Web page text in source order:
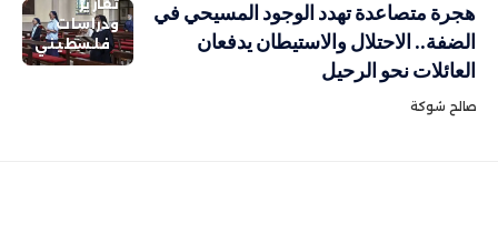
تقارير
ودراسات
فلسطيني
هجرة متصاعدة تهدد الوجود المسيحي في
الضفة.. الاحتلال والاستيطان يدفعان
العائلات نحو الرحيل
صالح شوكة